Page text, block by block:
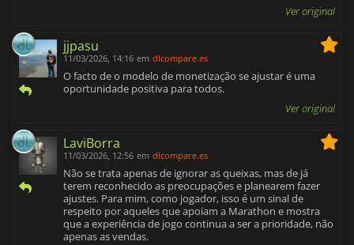
Ver original
jjpasu
11/03/2026, 14:16 em dlcompare.es
O facto de o modelo de monetização se ajustar é uma
oportunidade positiva para todos.
Ver original
LaviBorra
11/03/2026, 12:56 em dlcompare.es
Não se trata apenas de ignorar as queixas, mas de já
terem reconhecido as preocupações e planearem fazer
ajustes. Para mim, como jogador, isso é um sinal de
respeito por aqueles que apoiam a Marathon e mostra
que a experiência de jogo continua a ser a prioridade, não
apenas as vendas.